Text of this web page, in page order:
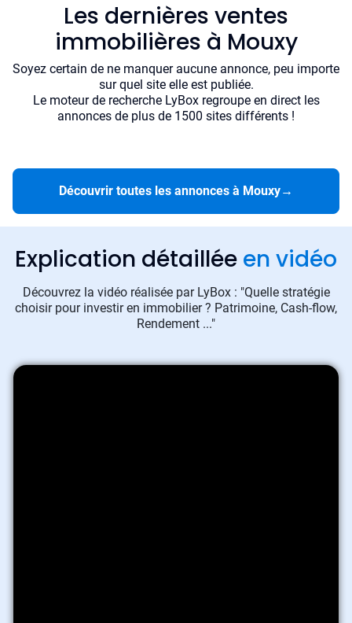
Les dernières ventes
immobilières à Mouxy
Soyez certain de ne manquer aucune annonce, peu importe
sur quel site elle est publiée.
Le moteur de recherche LyBox regroupe en direct les
annonces de plus de 1500 sites différents !
Découvrir toutes les annonces à Mouxy→
Explication détaillée en vidéo
Découvrez la vidéo réalisée par LyBox : "Quelle stratégie
choisir pour investir en immobilier ? Patrimoine, Cash-flow,
Rendement ..."